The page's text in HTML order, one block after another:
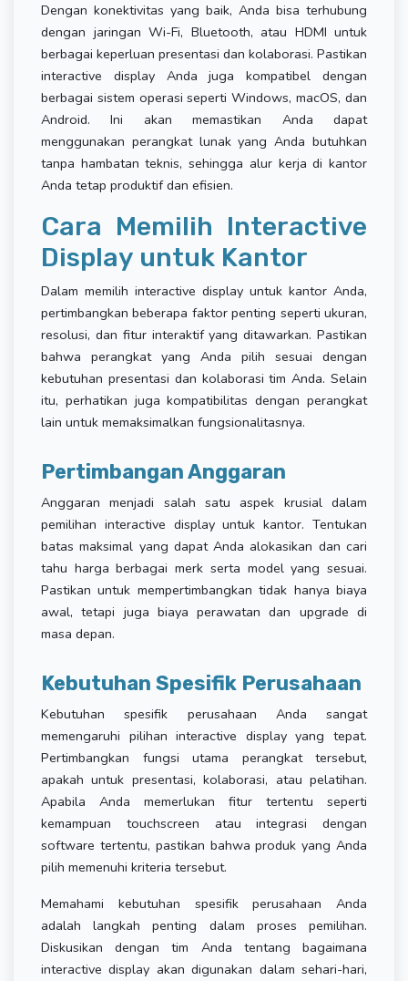
Dengan konektivitas yang baik, Anda bisa terhubung
dengan jaringan Wi-Fi, Bluetooth, atau HDMI untuk
berbagai keperluan presentasi dan kolaborasi. Pastikan
interactive display Anda juga kompatibel dengan
berbagai sistem operasi seperti Windows, macOS, dan
Android. Ini akan memastikan Anda dapat
menggunakan perangkat lunak yang Anda butuhkan
tanpa hambatan teknis, sehingga alur kerja di kantor
Anda tetap produktif dan efisien.
Cara Memilih Interactive
Display untuk Kantor
Dalam memilih interactive display untuk kantor Anda,
pertimbangkan beberapa faktor penting seperti ukuran,
resolusi, dan fitur interaktif yang ditawarkan. Pastikan
bahwa perangkat yang Anda pilih sesuai dengan
kebutuhan presentasi dan kolaborasi tim Anda. Selain
itu, perhatikan juga kompatibilitas dengan perangkat
lain untuk memaksimalkan fungsionalitasnya.
Pertimbangan Anggaran
Anggaran menjadi salah satu aspek krusial dalam
pemilihan interactive display untuk kantor. Tentukan
batas maksimal yang dapat Anda alokasikan dan cari
tahu harga berbagai merk serta model yang sesuai.
Pastikan untuk mempertimbangkan tidak hanya biaya
awal, tetapi juga biaya perawatan dan upgrade di
masa depan.
Kebutuhan Spesifik Perusahaan
Kebutuhan spesifik perusahaan Anda sangat
memengaruhi pilihan interactive display yang tepat.
Pertimbangkan fungsi utama perangkat tersebut,
apakah untuk presentasi, kolaborasi, atau pelatihan.
Apabila Anda memerlukan fitur tertentu seperti
kemampuan touchscreen atau integrasi dengan
software tertentu, pastikan bahwa produk yang Anda
pilih memenuhi kriteria tersebut.
Memahami kebutuhan spesifik perusahaan Anda
adalah langkah penting dalam proses pemilihan.
Diskusikan dengan tim Anda tentang bagaimana
interactive display akan digunakan dalam sehari-hari,